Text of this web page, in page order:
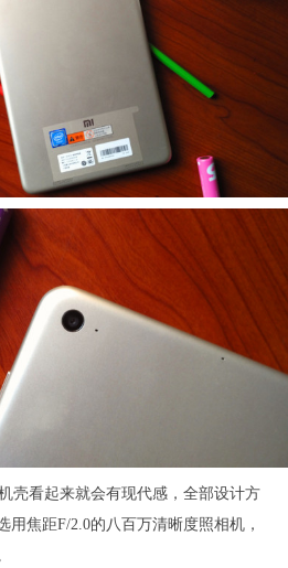
壳看起来就会有现代感，全部设计方
用焦距F/2.0的八百万清晰度照相机，